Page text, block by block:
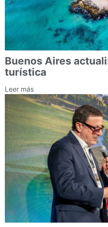
Buenos Aires
turística
Leer más